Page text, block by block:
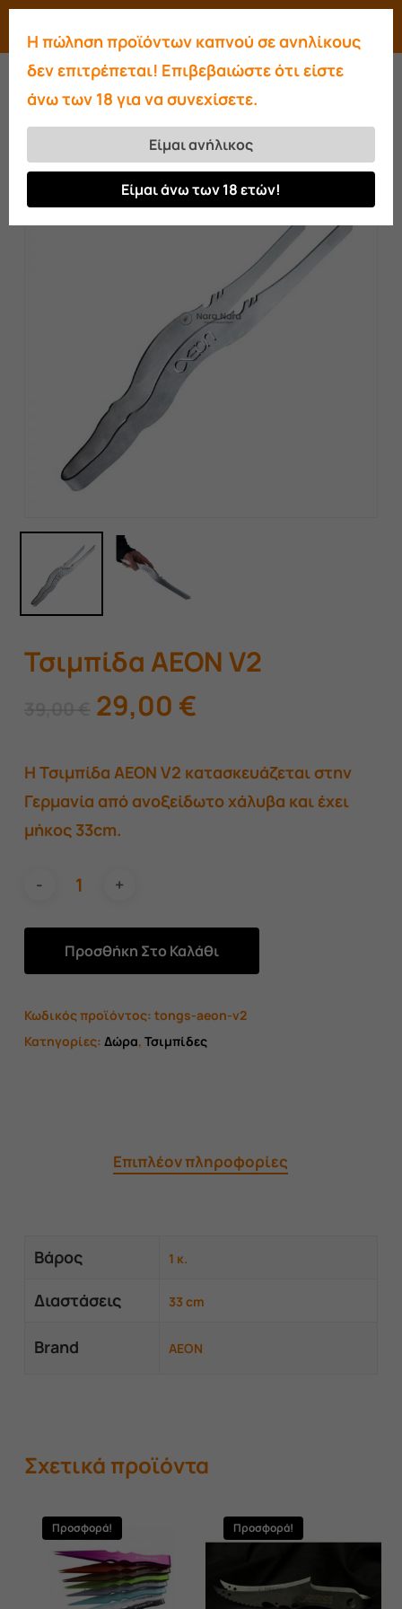
Skip
main
content
searchaccount
Αρχική σελίδα Αξεσουάρ
Τσιμπίδα AEON V2
Τσιμπίδα AEON V2
39,00 € Original
price
was:
39,00 €.
29,00 €Η
είναι:
29,00 €.
Η Τσιμπίδα AEON V2 κατασκευάζεται στην
Γερμανία από ανοξείδωτο χάλυβα και έχει
μήκος 33cm.
Προσθήκη Στο Καλάθι
Κωδικός προϊόντος: tongs-aeon-v2
Κατηγορίες: Δώρα, Τσιμπίδες
Επιπλέον πληροφορίες
Βάρος 1 κ.
Διαστάσεις 33 cm
Brand AEON
Σχετικά προϊόντα
Προσφορά! Προσφορά!
Close
Η πώληση προϊόντων καπνού σε ανηλίκους
δεν επιτρέπεται! Επιβεβαιώστε ότι είστε
άνω των 18 για να συνεχίσετε.
Είμαι ανήλικος
Είμαι άνω των 18 ετών!